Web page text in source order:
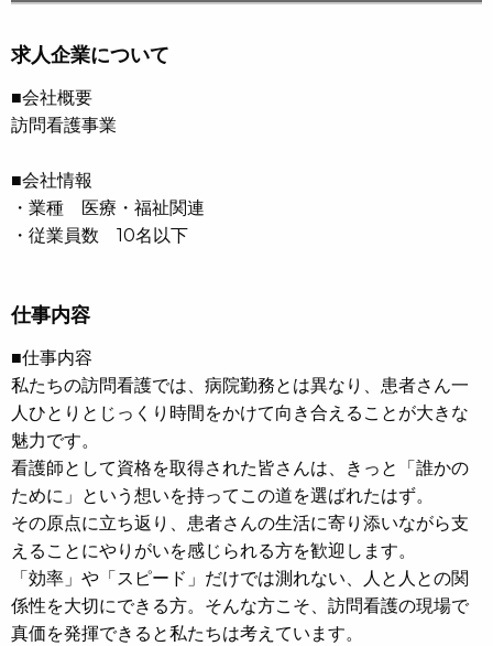
求人企業について
■会社概要
訪問看護事業
■会社情報
・業種 医療・福祉関連
・従業員数 10名以下
仕事内容
■仕事内容
私たちの訪問看護では、病院勤務とは異なり、患者さん一
人ひとりとじっくり時間をかけて向き合えることが大きな
魅力です。
看護師として資格を取得された皆さんは、きっと「誰かの
ために」という想いを持ってこの道を選ばれたはず。
その原点に立ち返り、患者さんの生活に寄り添いながら支
えることにやりがいを感じられる方を歓迎します。
「効率」や「スピード」だけでは測れない、人と人との関
係性を大切にできる方。そんな方こそ、訪問看護の現場で
真価を発揮できると私たちは考えています。